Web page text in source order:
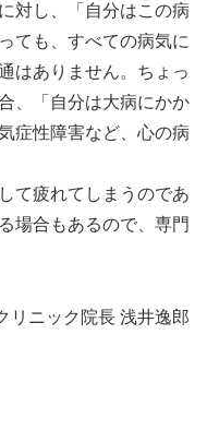
対し、「自分はこの病
ても、すべての病気に
はありません。ちょっ
、「自分は大病にかか
症性障害など、心の病
て疲れてしまうのであ
場合もあるので、専門
リニック院長 浅井逸郎